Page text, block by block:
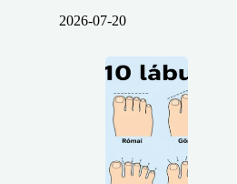
2026-07-20